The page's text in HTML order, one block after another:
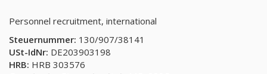
Personnel recruitment, international
Steuernummer: 130/907/38141
USt-IdNr: DE203903198
HRB: HRB 303576